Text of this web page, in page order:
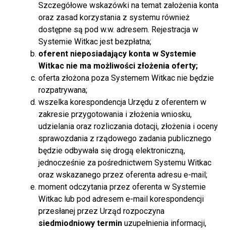
Szczegółowe wskazówki na temat założenia konta
oraz zasad korzystania z systemu również
dostępne są pod w.w. adresem. Rejestracja w
Systemie Witkac jest bezpłatna;
oferent nieposiadający konta w Systemie
Witkac nie ma możliwości złożenia oferty;
oferta złożona poza Systemem Witkac nie będzie
rozpatrywana;
wszelka korespondencja Urzędu z oferentem w
zakresie przygotowania i złożenia wniosku,
udzielania oraz rozliczania dotacji, złożenia i oceny
sprawozdania z rządowego zadania publicznego
będzie odbywała się drogą elektroniczną,
jednocześnie za pośrednictwem Systemu Witkac
oraz wskazanego przez oferenta adresu e-mail;
moment odczytania przez oferenta w Systemie
Witkac lub pod adresem e-mail korespondencji
przesłanej przez Urząd rozpoczyna
siedmiodniowy termin uzupełnienia informacji,